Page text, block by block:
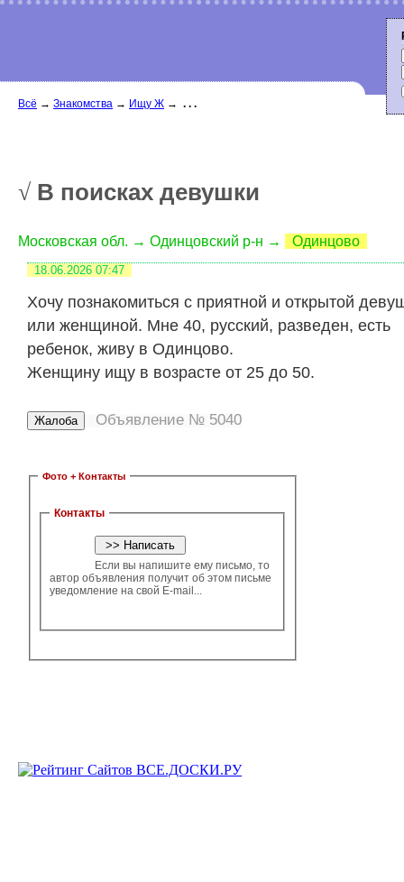
Всё → Знакомства → Ищу Ж → . . .
√ В поисках девушки
Московская обл. → Одинцовский р-н → Одинцово
18.06.2026 07:47
Хочу познакомиться с приятной и открытой
или женщиной. Мне 40, русский, разведен, есть
ребенок, живу в Одинцово.
Женщину ищу в возрасте от 25 до 50.
Объявление № 5040
Фото + Контакты
Контакты
Если вы напишите ему письмо, то
автор объявления получит об этом письме
уведомление на свой E-mail...